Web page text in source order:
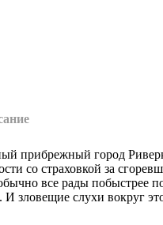
прибрежный город
со страховкой за
все рады побыстрее
зловещие слухи вокруг